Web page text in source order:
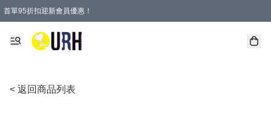
首單95折扣迎新會員優惠！
特選會員可享全單低至 95 折優惠！
單一訂單滿HKD600(澳門HKD800)包郵寄順豐送到家。
< 返回商品列表